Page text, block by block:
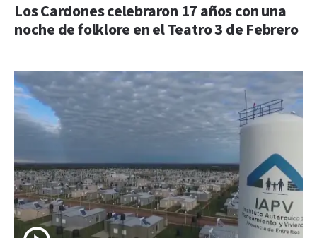
Los Cardones celebraron 17 años con una
noche de folklore en el Teatro 3 de Febrero